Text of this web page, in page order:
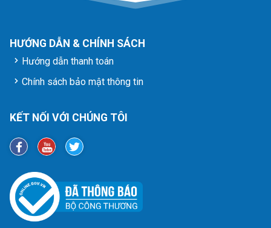
HƯỚNG DẪN & CHÍNH SÁCH
Hướng dẫn thanh toán
Chính sách bảo mật thông tin
KẾT NỐI VỚI CHÚNG TÔI